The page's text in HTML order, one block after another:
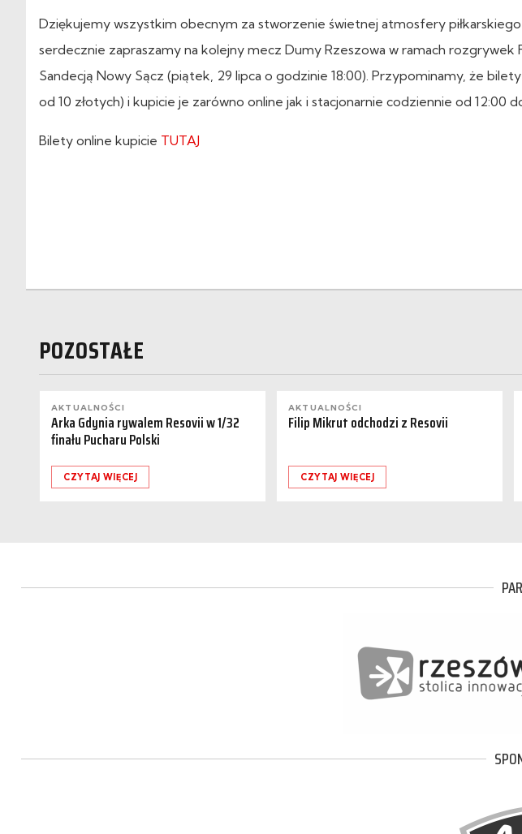
Dziękujemy wszystkim obecnym za stworzenie świetnej atmosfery
serdecznie zapraszamy na kolejny mecz Dumy Rzeszowa w ramach rozgrywek
Sandecją Nowy Sącz (piątek, 29 lipca o godzinie 18:00). Przypominamy, że
od 10 złotych) i kupicie je zarówno online jak i stacjonarnie codziennie od 12:00
Bilety online kupicie TUTAJ
POZOSTAŁE
AKTUALNOŚCI
Arka Gdynia rywalem Resovii w 1/32
finału Pucharu Polski
CZYTAJ WIĘCEJ
AKTUALNOŚCI
Filip Mikrut odchodzi z Resovii
CZYTAJ WIĘCEJ